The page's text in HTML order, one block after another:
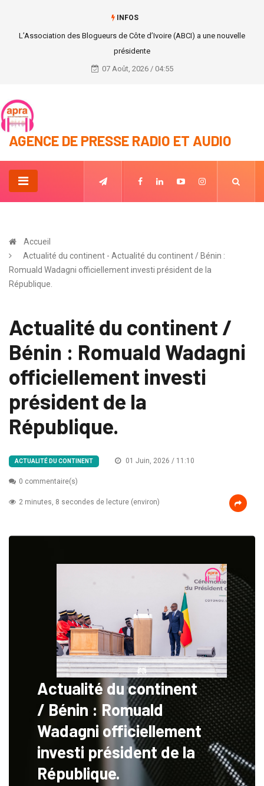
INFOS
#info_rapide : Réunion du conseil national de sécurité (CNS)
07 Août, 2026 / 04:55
AGENCE DE PRESSE RADIO ET AUDIO
Accueil
Actualité du continent - Actualité du continent / Bénin :
Romuald Wadagni officiellement investi président de la
République.
Actualité du continent /
Bénin : Romuald Wadagni
officiellement investi
président de la
République.
ACTUALITÉ DU CONTINENT 01 Juin, 2026 / 11:10
0 commentaire(s)
2 minutes, 8 secondes de lecture (environ)
Actualité du continent
/ Bénin : Romuald
Wadagni officiellement
investi président de la
République.